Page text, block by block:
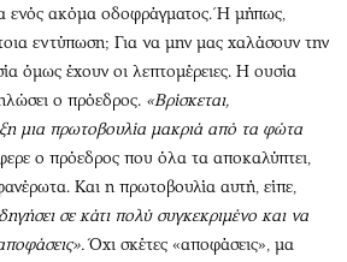
ενός ακόμα οδοφράγματος. Ή μήπως,
εντύπωση; Για να μην μας χαλάσουν την
όμως έχουν οι λεπτομέρειες. Η ουσία
ο πρόεδρος. «Βρίσκεται,
μια πρωτοβουλία μακριά από τα φώτα
ο πρόεδρος που όλα τα αποκαλύπτει,
Και η πρωτοβουλία αυτή, είπε,
σε κάτι πολύ συγκεκριμένο και να
».Όχι σκέτες «αποφάσεις», μα